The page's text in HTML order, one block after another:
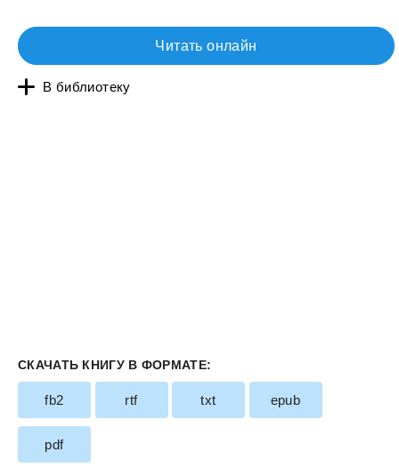
Читать онлайн
В библиотеку
СКАЧАТЬ КНИГУ В ФОРМАТЕ:
fb2 rtf txt epub
pdf